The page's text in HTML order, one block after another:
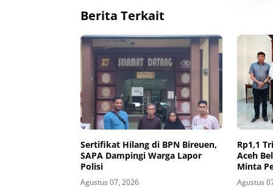
Berita Terkait
Sertifikat Hilang di BPN Bireuen,
SAPA Dampingi Warga Lapor
Polisi
Agustus 07, 2026
Rp1,1
Aceh
Minta
Agustus